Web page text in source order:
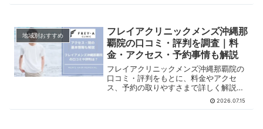
地域別おすすめ
フレイアクリニックメンズ沖縄那
覇院の口コミ・評判を調査｜料
金・アクセス・予約事情も解説
フレイアクリニックメンズ沖縄那覇院の
口コミ・評判をもとに、料金やアクセ
ス、予約の取りやすさまで詳しく解説。
県庁前駅徒歩5分・平日21時までで通い
やすいメンズ医療脱毛クリニックです
2026.07.15